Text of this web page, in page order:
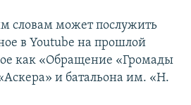
словам может послужить
в Youtube на прошлой
как «Обращение «Громады
и батальона им. «Н.